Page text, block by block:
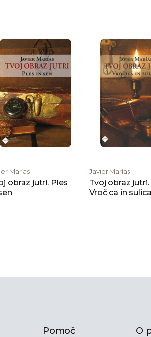
Marías
obraz jutri. Ples
Javier Marías
Tvoj obraz jutri.
Vročica in sulica
Pomoč O